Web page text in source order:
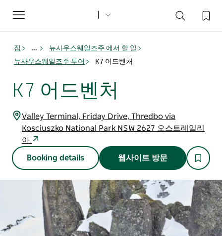
Toggle
navigation
집 ...
뉴사우스웨일즈주 에서 할 일
뉴사우스웨일즈주 투어
K7 어드벤처
K7 어드벤처
Valley Terminal, Friday Drive, Thredbo via
Kosciuszko National Park NSW 2627 오스트레일리
아
Booking details 웹사이트 방문